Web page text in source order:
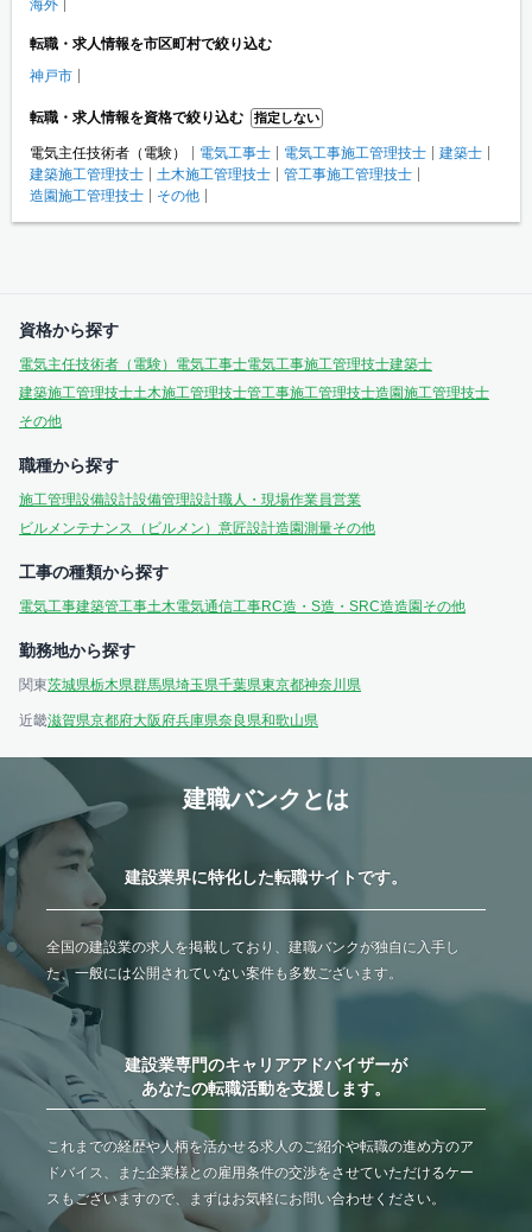
海外
転職・求人情報を市区町村で絞り込む
神戸市
転職・求人情報を資格で絞り込む 指定しない
電気主任技術者（電験） 電気工事士 電気工事施工管理技士
建築士
建築施工管理技士
土木施工管理技士
管工事施工管理技士
造園施工管理技士
その他
資格から探す
電気主任技術者（電験） 電気工事士電気工事施工管理技士建築士
建築施工管理技士土木施工管理技士管工事施工管理技士造園施工管理技士
その他
職種から探す
施工管理設備設計設備管理設計職人・現場作業員営業
ビルメンテナンス（ビルメン） 意匠設計造園測量その他
工事の種類から探す
電気工事建築管工事土木電気通信工事RC造・S造・SRC造造園 その他
勤務地から探す
関東茨城県栃木県群馬県埼玉県千葉県東京都神奈川県
近畿滋賀県京都府大阪府兵庫県奈良県和歌山県
建職バンクとは
建設業界に特化した転職サイトです。
全国の建設業の求人を掲載しており、建職バンクが独自に入手し
た、一般には公開されていない案件も多数ございます。
建設業専門のキャリアアドバイザーが
あなたの転職活動を支援します。
これまでの経歴や人柄を活かせる求人のご紹介や転職の進め方のア
ドバイス、また企業様との雇用条件の交渉をさせていただけるケー
スもございますので、まずはお気軽にお問い合わせください。